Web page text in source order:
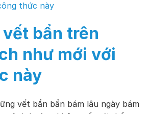
thức này
bẩn trên
như mới với
này
vết bẩn bẩn bám lâu ngày bám